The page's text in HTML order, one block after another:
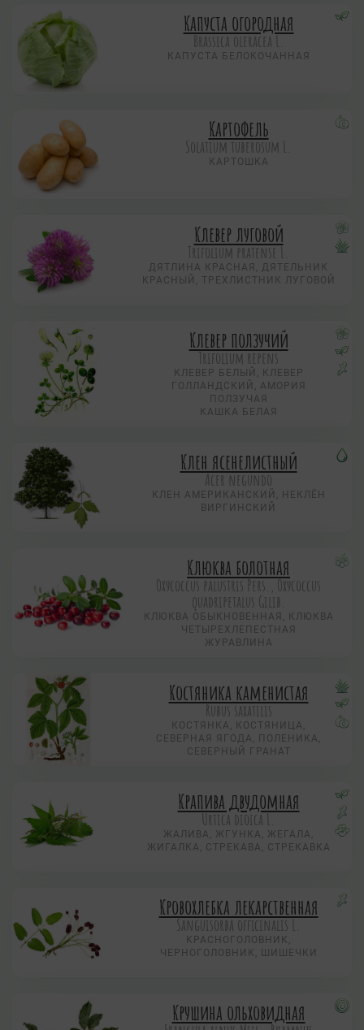
Капуста огородная
Brassica oleracea L.
КАПУСТА БЕЛОКОЧАННАЯ
Картофель
Solatium tuberosum L.
КАРТОШКА
Клевер луговой
Trifolium pratense L.
ДЯТЛИНА КРАСНАЯ, ДЯТЕЛЬНИК
КРАСНЫЙ, ТРЕХЛИСТНИК ЛУГОВОЙ
Клевер ползучий
Trifolium repens
КЛЕВЕР БЕЛЫЙ, КЛЕВЕР
ГОЛЛАНДСКИЙ, АМОРИЯ
ПОЛЗУЧАЯ
КАШКА БЕЛАЯ
Клен ясенелистный
Acer negundo
КЛЕН АМЕРИКАНСКИЙ, НЕКЛЁН
ВИРГИНСКИЙ
Клюква болотная
Охусоccus palustris Pers., Охусоccus
quadripetalus Gilib.
КЛЮКВА ОБЫКНОВЕННАЯ, КЛЮКВА
ЧЕТЫРЕХЛЕПЕСТНАЯ
ЖУРАВЛИНА
Костяника каменистая
Rubus saxatilis
КОСТЯНКА, КОСТЯНИЦА,
СЕВЕРНАЯ ЯГОДА, ПОЛЕНИКА,
СЕВЕРНЫЙ ГРАНАТ
Крапива двудомная
Urtica dioica L.
ЖАЛИВА, ЖГУНКА, ЖЕГАЛА,
ЖИГАЛКА, СТРЕКАВА, СТРЕКАВКА
Кровохлебка лекарственная
Sanguisorba officinalis L.
КРАСНОГОЛОВНИК,
ЧЕРНОГОЛОВНИК, ШИШЕЧКИ
Крушина ольховидная